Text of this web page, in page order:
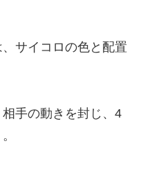
サイコロの色と配置
手の動きを封じ、4